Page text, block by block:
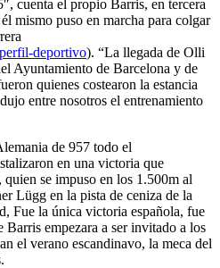
cuenta el propio Barris, en tercera
mismo puso en marcha para colgar
deportivo). “La llegada de Olli
Ayuntamiento de Barcelona y de
quienes costearon la estancia
entre nosotros el entrenamiento
de 957 todo el
en una victoria que
se impuso en los 1.500m al
Lügg en la pista de ceniza de la
Fue la única victoria española, fue
empezara a ser invitado a los
el verano escandinavo, la meca del